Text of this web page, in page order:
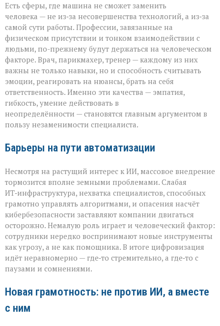
Есть сферы, где машина не сможет заменить
человека — не из‑за несовершенства технологий, а из‑за
самой сути работы. Профессии, завязанные на
физическом присутствии и тонком взаимодействии с
людьми, по-прежнему будут держаться на человеческом
факторе. Врач, парикмахер, тренер — каждому из них
важны не только навыки, но и способность считывать
эмоции, реагировать на нюансы, брать на себя
ответственность. Именно эти качества — эмпатия,
гибкость, умение действовать в
неопределённости — становятся главным аргументом в
пользу незаменимости специалиста.
Барьеры на пути автоматизации
Несмотря на растущий интерес к ИИ, массовое внедрение
тормозится вполне земными проблемами. Слабая
ИТ‑инфраструктура, нехватка специалистов, способных
грамотно управлять алгоритмами, и опасения насчёт
кибербезопасности заставляют компании двигаться
осторожно. Немалую роль играет и человеческий фактор:
сотрудники нередко воспринимают новые инструменты
как угрозу, а не как помощника. В итоге цифровизация
идёт неравномерно — где‑то стремительно, а где‑то с
паузами и сомнениями.
Новая грамотность: не против ИИ, а вместе
с ним